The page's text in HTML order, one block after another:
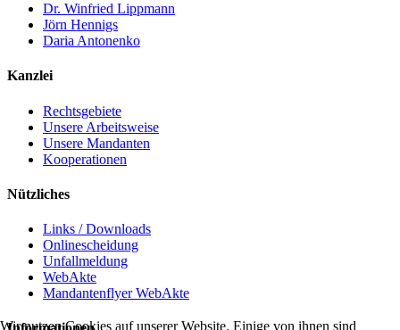
Dr. Winfried Lippmann
Jörn Hennigs
Daria Antonenko
Kanzlei
Rechtsgebiete
Unsere Arbeitsweise
Unsere Mandanten
Kooperationen
Nützliches
Links / Downloads
Onlinescheidung
Unfallmeldung
WebAkte
Mandantenflyer WebAkte
Wir nutzen Cookies auf unserer Website. Einige von ihnen sind